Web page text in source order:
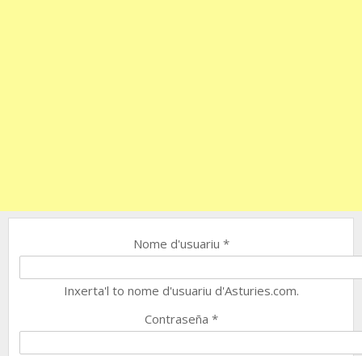
Nome d'usuariu *
Inxerta'l to nome d'usuariu d'Asturies.com.
Contraseña *